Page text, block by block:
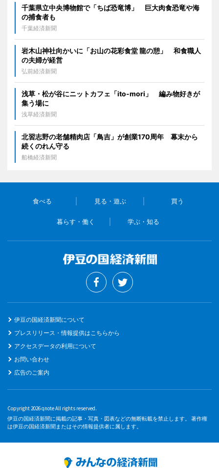
千葉県立中央博物館で「ちば恐竜博」 巨大肉食恐竜や海
の捕食者も
千葉経済新聞
岩木山神社向かいに「お山の花彩食堂 龍の憩」 和食職人
の夫婦が経営
弘前経済新聞
浅草・松が谷にニットカフェ「ito-mori」 編み物好きが
集う場に
浅草経済新聞
北習志野の老舗精肉店「鳥吉」が創業170周年 幕末から
続くのれん守る
船橋経済新聞
食べる 見る・遊ぶ 買う
暮らす・働く 学ぶ・知る
伊豆の国経済新聞について
プレスリリース・情報提供はこちらから
アクセスデータの利用について
お問い合わせ
広告のご案内
Copyright 2026 qnote All rights reserved.
伊豆の国経済新聞に掲載の記事・写真・図表などの無断転載を禁止します。 著作権
は伊豆の国経済新聞またはその情報提供者に属します。